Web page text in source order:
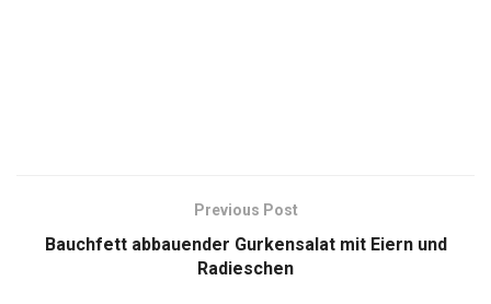
Previous Post
Bauchfett abbauender Gurkensalat mit Eiern und
Radieschen